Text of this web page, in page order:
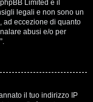
Limited e il
legali e non sono un
ad eccezione di quanto
abusi e/o per
il tuo indirizzo IP